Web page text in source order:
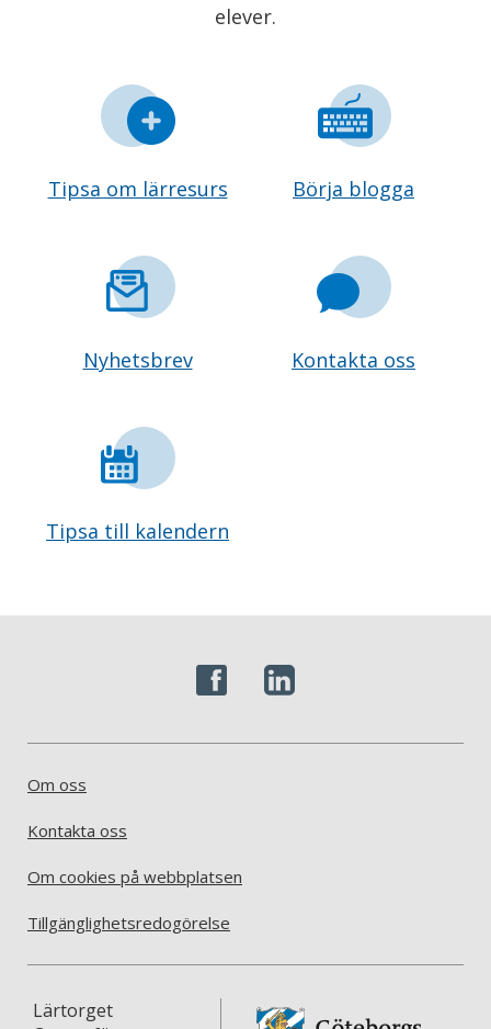
elever.
Tipsa om lärresurs Börja blogga
Nyhetsbrev Kontakta oss
Tipsa till kalendern
Om oss
Kontakta oss
Om cookies på webbplatsen
Tillgänglighetsredogörelse
Lärtorget